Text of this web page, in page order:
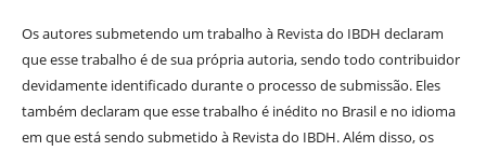
Os autores submetendo um trabalho à Revista do IBDH declaram
que esse trabalho é de sua própria autoria, sendo todo contribuidor
devidamente identificado durante o processo de submissão. Eles
também declaram que esse trabalho é inédito no Brasil e no idioma
em que está sendo submetido à Revista do IBDH. Além disso, os